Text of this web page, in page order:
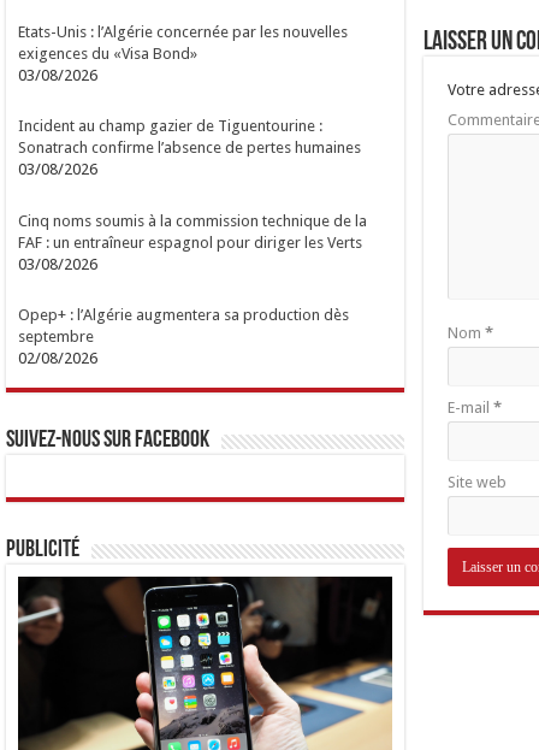
Laisser un
Votre
Nom *
E-mail *
Site web
Etats-Unis : l’Algérie concernée par les nouvelles
exigences du «Visa Bond»
03/08/2026
Incident au champ gazier de Tiguentourine :
Sonatrach confirme l’absence de pertes humaines
03/08/2026
Cinq noms soumis à la commission technique de la
FAF : un entraîneur espagnol pour diriger les Verts
03/08/2026
Opep+ : l’Algérie augmentera sa production dès
septembre
02/08/2026
Suivez-nous sur Facebook
Publicité